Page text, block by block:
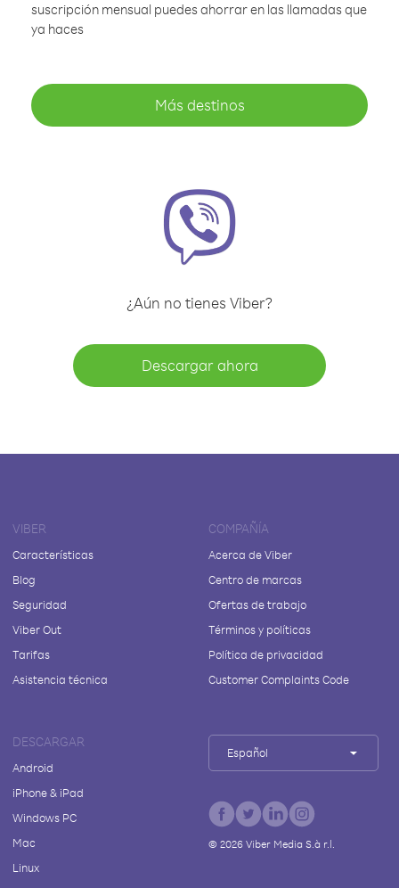
suscripción mensual puedes ahorrar en las llamadas que
ya haces
Más destinos
¿Aún no tienes Viber?
Descargar ahora
VIBER
Características
Blog
Seguridad
Viber Out
Tarifas
Asistencia técnica
COMPAÑÍA
Acerca de Viber
Centro de marcas
Ofertas de trabajo
Términos y políticas
Política de privacidad
Customer Complaints Code
DESCARGAR
Android
iPhone & iPad
Windows PC
Mac
Linux
Español
© 2026Viber Media S.à r.l.